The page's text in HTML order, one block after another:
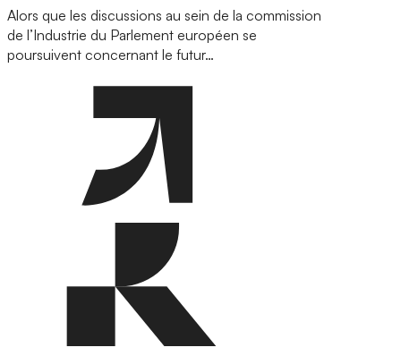
Alors que les discussions au sein de la commission
de l’Industrie du Parlement européen se
poursuivent concernant le futur…